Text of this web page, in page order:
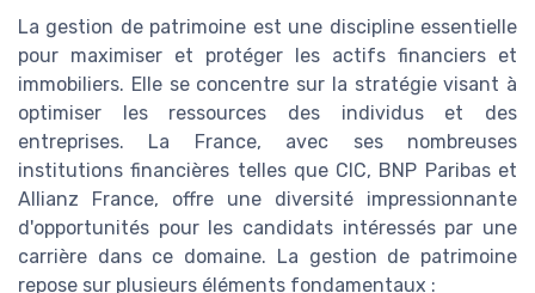
La gestion de patrimoine est une discipline essentielle
pour maximiser et protéger les actifs financiers et
immobiliers. Elle se concentre sur la stratégie visant à
optimiser les ressources des individus et des
entreprises. La France, avec ses nombreuses
institutions financières telles que CIC, BNP Paribas et
Allianz France, offre une diversité impressionnante
d'opportunités pour les candidats intéressés par une
carrière dans ce domaine. La gestion de patrimoine
repose sur plusieurs éléments fondamentaux :